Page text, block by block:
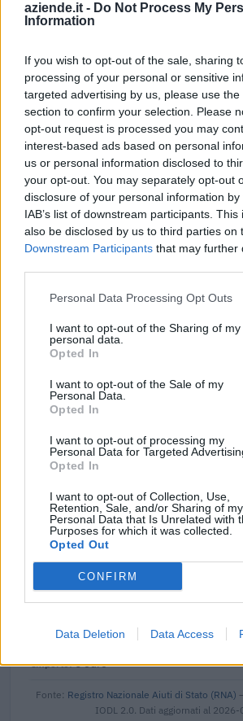
aziende.it - Do Not Process My
Information
If you wish to opt-out of the sale, sharing
processing of your personal or sensitive
targeted advertising by us, please use
section to confirm your selection. Please
opt-out request is processed you may
interest-based ads based on personal
us or personal information disclosed to
your opt-out. You may separately opt-out
disclosure of your personal information
IAB’s list of downstream participants.
also be disclosed by us to third parties on
Downstream Participants that may further
Personal Data Processing Opt Outs
I want to opt-out of the Sharing of my
personal data.
Opted In
I want to opt-out of the Sale of my
Personal Data.
Opted In
I want to opt-out of processing my
Personal Data for Targeted
Opted In
I want to opt-out of Collection, Use,
Retention, Sale, and/or Sharing of my
Personal Data that Is Unrelated with
Purposes for which it was collected.
Opted Out
CONFIRM
Data Deletion Data Access
2025-09-30
Banca del Mezzogiorno
n.d.
2025-08-29
Fondo di garanzia per le piccole
Banca del Mezzogiorno
35.000 euro
2025-08-29
Fondo di garanzia per le piccole
Banca del Mezzogiorno
16.000 euro
Fondo di garanzia per le piccole
90.000 euro
esenzioni fiscali e crediti
seguito della crisi economica causata
COVID-19 [con mo
agenzia delle entrate
8.295 euro
Fondo di garanzia per le piccole e
Banca del Mezzogiorno
320.000 euro
2024-03-08
Misure fiscali automatiche e
modificato da C(20
agenzia delle entrate
6 euro
Fonte: Registro Nazionale Aiuti di Stato (RNA)
IODL 2.0. Dati aggiornati al 2026-